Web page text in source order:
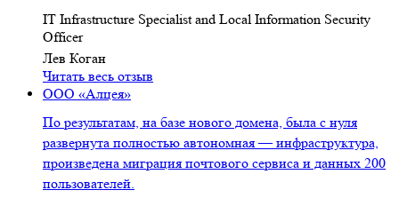
IT Infrastructure Specialist and Local Information Security
Officer
Лев Коган
Читать весь отзыв
ООО «Алцея»
По результатам, на базе нового домена, была с нуля
развернута полностью автономная — инфраструктура,
произведена миграция почтового сервиса и данных 200
пользователей.